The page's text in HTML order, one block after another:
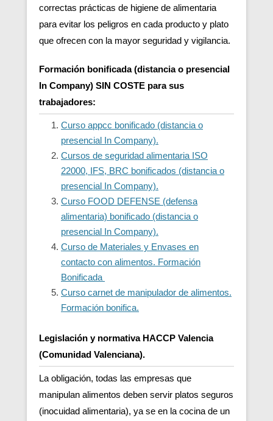
correctas prácticas de higiene de alimentaria
para evitar los peligros en cada producto y plato
que ofrecen con la mayor seguridad y vigilancia.
Formación bonificada (distancia o presencial
In Company) SIN COSTE para sus
trabajadores:
Curso appcc bonificado (distancia o
presencial In Company).
Cursos de seguridad alimentaria ISO
22000, IFS, BRC bonificados (distancia o
presencial In Company).
Curso FOOD DEFENSE (defensa
alimentaria) bonificado (distancia o
presencial In Company).
Curso de Materiales y Envases en
contacto con alimentos. Formación
Bonificada
Curso carnet de manipulador de alimentos.
Formación bonifica.
Legislación y normativa HACCP Valencia
(Comunidad Valenciana).
La obligación, todas las empresas que
manipulan alimentos deben servir platos seguros
(inocuidad alimentaria), ya se en la cocina de un